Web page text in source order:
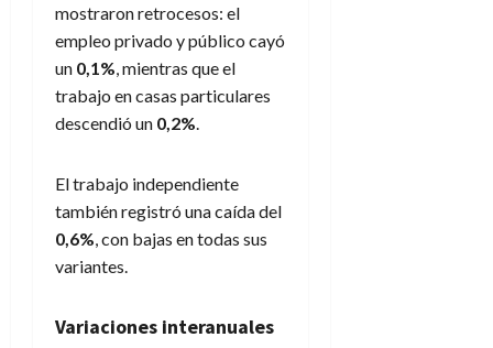
mostraron retrocesos: el
empleo privado y público cayó
un 0,1% , mientras que el
trabajo en casas particulares
descendió un 0,2%
El trabajo independiente
también registró una caída del
0,6% , con bajas en todas sus
variantes.
Variaciones interanuales